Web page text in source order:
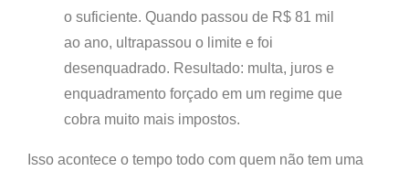
o suficiente. Quando passou de R$ 81 mil
ao ano, ultrapassou o limite e foi
desenquadrado. Resultado: multa, juros e
enquadramento forçado em um regime que
cobra muito mais impostos.
Isso acontece o tempo todo com quem não tem uma